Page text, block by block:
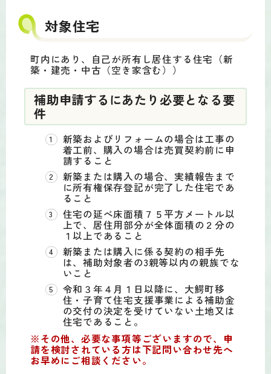
対象住宅
町内にあり、自己が所有し居住する住宅（新
築・建売・中古（空き家含む））
補助申請するにあたり必要となる要
件
新築およびリフォームの場合は工事の
着工前、購入の場合は売買契約前に申
請すること
新築または購入の場合、実績報告まで
に所有権保存登記が完了した住宅であ
ること
住宅の延べ床面積７５平方メートル以
上で、居住用部分が全体面積の２分の
１以上であること
新築または購入に係る契約の相手先
は、補助対象者の3親等以内の親族でな
いこと
令和３年４月１日以降に、大鰐町移
住・子育て住宅支援事業による補助金
の交付の決定を受けていない土地又は
住宅であること。
※その他、必要な事項等ございますので、申
請を検討されている方は下記問い合わせ先へ
お早めにご相談ください。